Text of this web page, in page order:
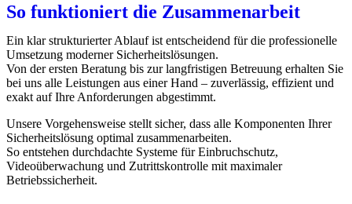
So funktioniert die Zusammenarbeit
Ein klar strukturierter Ablauf ist entscheidend für die professionelle
Umsetzung moderner Sicherheitslösungen.
Von der ersten Beratung bis zur langfristigen Betreuung erhalten Sie
bei uns alle Leistungen aus einer Hand – zuverlässig, effizient und
exakt auf Ihre Anforderungen abgestimmt.
Unsere Vorgehensweise stellt sicher, dass alle Komponenten Ihrer
Sicherheitslösung optimal zusammenarbeiten.
So entstehen durchdachte Systeme für Einbruchschutz,
Videoüberwachung und Zutrittskontrolle mit maximaler
Betriebssicherheit.